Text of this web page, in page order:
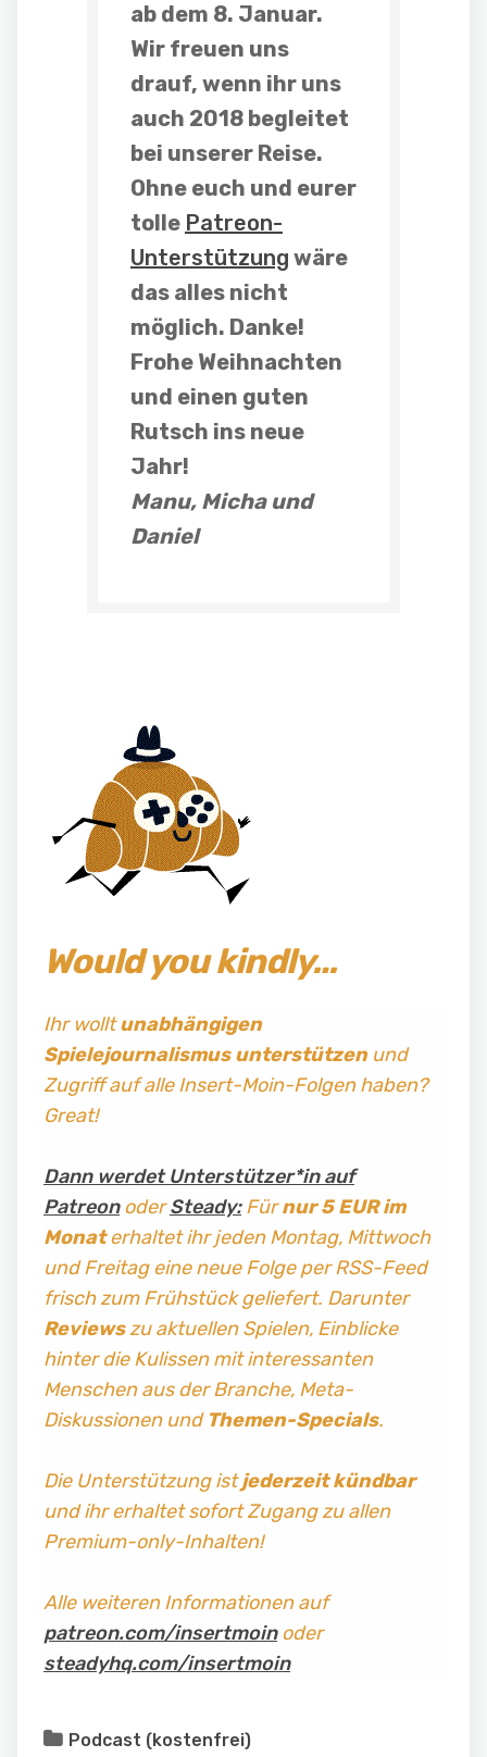
ab dem 8. Januar.
Wir freuen uns
drauf, wenn ihr uns
auch 2018 begleitet
bei unserer Reise.
Ohne euch und eurer
tolle Patreon-
Unterstützung wäre
das alles nicht
möglich. Danke!
Frohe Weihnachten
und einen guten
Rutsch ins neue
Jahr!
Manu, Micha und
Daniel
Would you kindly…
Ihr wolltunabhängigen
Spielejournalismus unterstützenund
Zugriff auf alle Insert-Moin-Folgen haben?
Great!
Dann werdet Unterstützer*in auf
PatreonoderSteady:Fürnur 5 EUR im
Monaterhaltet ihr jeden Montag, Mittwoch
und Freitag eine neue Folge per RSS-Feed
frisch zum Frühstück geliefert. Darunter
Reviewszu aktuellen Spielen, Einblicke
hinter die Kulissen mit interessanten
Menschen aus der Branche, Meta-
Diskussionen und Themen-Specials.
Die Unterstützung istjederzeit kündbar
und ihr erhaltet sofort Zugang zu allen
Premium-only-Inhalten!
Alle weiteren Informationen auf
patreon.com/insertmoinoder
steadyhq.com/insertmoin
Podcast (kostenfrei)